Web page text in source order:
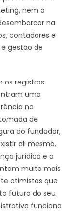
nem o
na
contadores e
gestão de
os registros
uma
no
de
do fundador,
ali mesmo.
jurídica e a
muito mais
otimistas que
futuro do seu
funciona